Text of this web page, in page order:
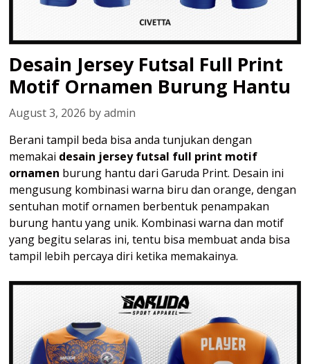
Desain Jersey Futsal Full Print
Motif Ornamen Burung Hantu
August 3, 2026 byadmin
Berani tampil beda bisa anda tunjukan dengan
memakai desain jersey futsal full print motif
ornamen burung hantu dari Garuda Print. Desain ini
mengusung kombinasi warna biru dan orange, dengan
sentuhan motif ornamen berbentuk penampakan
burung hantu yang unik. Kombinasi warna dan motif
yang begitu selaras ini, tentu bisa membuat anda bisa
tampil lebih percaya diri ketika memakainya.